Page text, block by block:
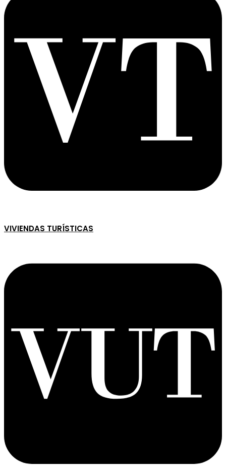
VIVIENDAS TURÍSTICAS